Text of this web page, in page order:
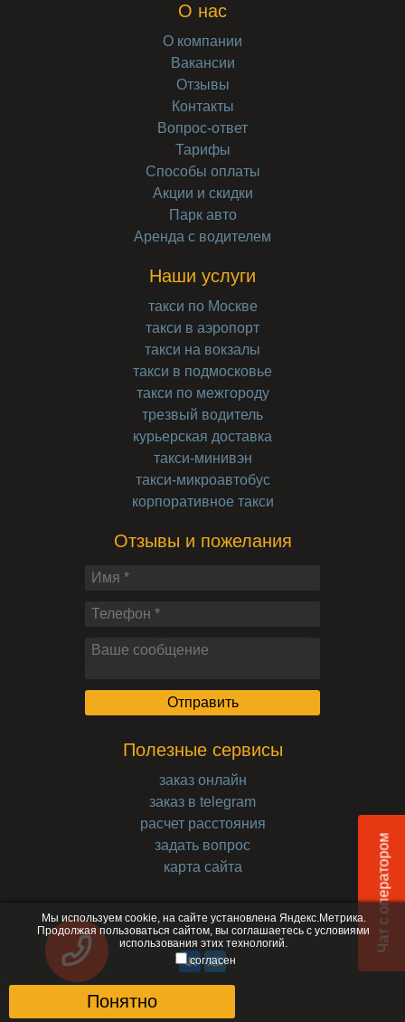
Мы используем cookie, на сайте установлена Яндекс.Метрика.
Продолжая пользоваться сайтом, вы соглашаетесь с условиями
использования этих технологий.
согласен
Понятно
О нас
О компании
Вакансии
Отзывы
Контакты
Вопрос-ответ
Тарифы
Способы оплаты
Акции и скидки
Парк авто
Аренда с водителем
Наши услуги
такси по Москве
такси в аэропорт
такси на вокзалы
такси в подмосковье
такси по межгороду
трезвый водитель
курьерская доставка
такси-минивэн
такси-микроавтобус
корпоративное такси
Отзывы и пожелания
Полезные сервисы
заказ онлайн
заказ в telegram
расчет расстояния
задать вопрос
карта сайта
Чат с оператором